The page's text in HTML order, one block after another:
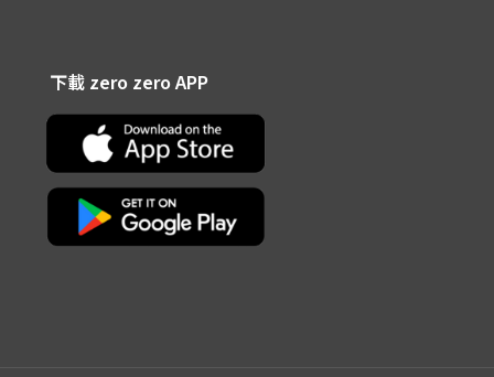
下載 zero zero APP